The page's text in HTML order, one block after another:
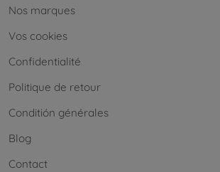
Nos marques
Vos cookies
Confidentialité
Politique de retour
Conditión générales
Blog
Contact